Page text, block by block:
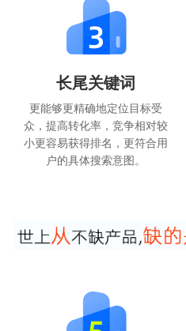
长尾关键词
更能够更精确地定位目标受
众，提高转化率，竞争相对较
小更容易获得排名，更符合用
户的具体搜索意图。